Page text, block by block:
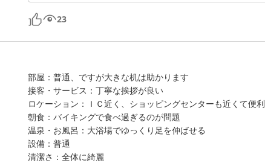
23
部屋：普通、ですが大きな机は助かります
接客・サービス：丁寧な挨拶が良い
ロケーション：ＩＣ近く、ショッピングセンターも近くて便利
朝食：バイキングで食べ過ぎるのが問題
温泉・お風呂：大浴場でゆっくり足を伸ばせる
設備：普通
清潔さ：全体に綺麗